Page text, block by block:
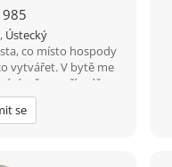
Ústecký
co místo hospody
vytvářet. V bytě me
čas v přírodě na
Hledám tu ideálně
kam nás to zavede
se